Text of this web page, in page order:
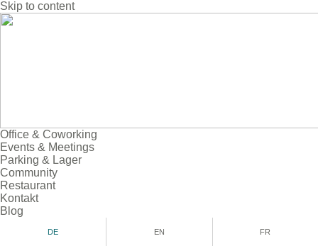
Skip to content
Office & Coworking
Events & Meetings
Parking & Lager
Community
Restaurant
Kontakt
Blog
DE EN FR